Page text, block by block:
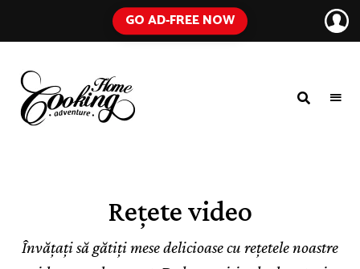
GO AD-FREE NOW
Rețete video
Învățați să gătiți mese delicioase cu rețetele noastre